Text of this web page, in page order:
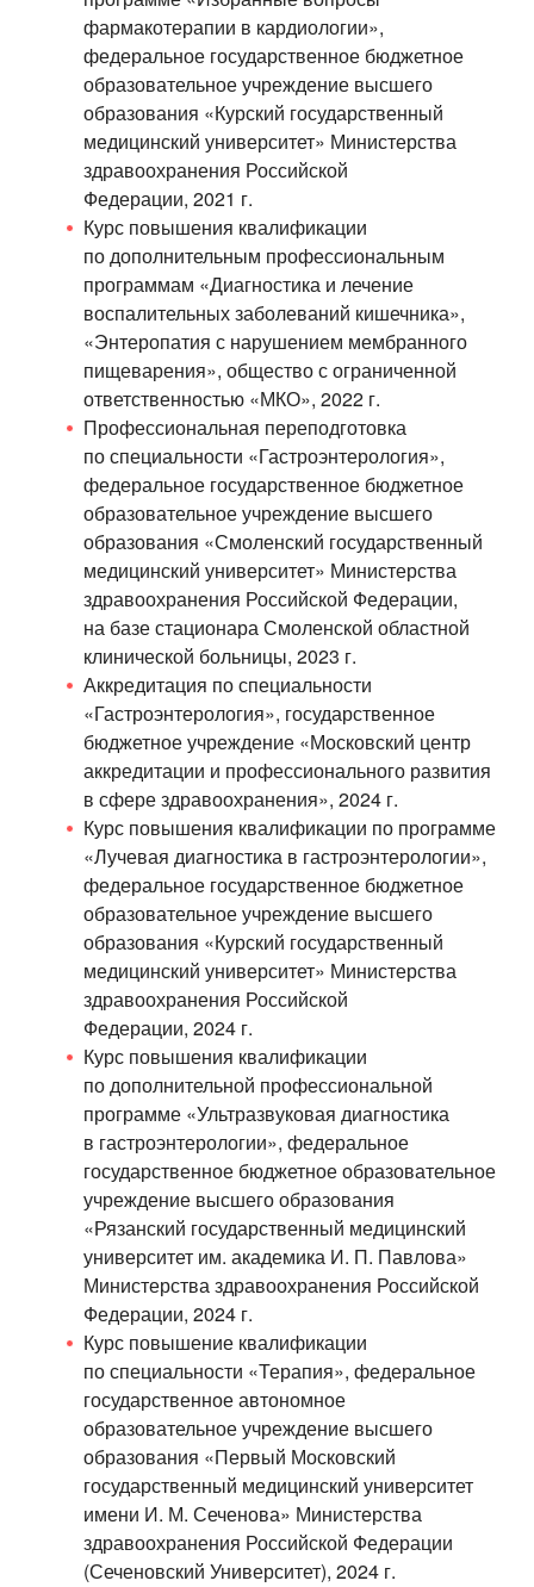
фармакотерапии в кардиологии»,
федеральное государственное бюджетное
образовательное учреждение высшего
образования «Курский государственный
медицинский университет» Министерства
здравоохранения Российской
Федерации, 2021 г.
Курс повышения квалификации
по дополнительным профессиональным
программам «Диагностика и лечение
воспалительных заболеваний кишечника»,
«Энтеропатия с нарушением мембранного
пищеварения», общество с ограниченной
ответственностью «МКО», 2022 г.
Профессиональная переподготовка
по специальности «Гастроэнтерология»,
федеральное государственное бюджетное
образовательное учреждение высшего
образования «Смоленский государственный
медицинский университет» Министерства
здравоохранения Российской Федерации,
на базе стационара Смоленской областной
клинической больницы, 2023 г.
Аккредитация по специальности
«Гастроэнтерология», государственное
бюджетное учреждение «Московский центр
аккредитации и профессионального развития
в сфере здравоохранения», 2024 г.
Курс повышения квалификации по программе
«Лучевая диагностика в гастроэнтерологии»,
федеральное государственное бюджетное
образовательное учреждение высшего
образования «Курский государственный
медицинский университет» Министерства
здравоохранения Российской
Федерации, 2024 г.
Курс повышения квалификации
по дополнительной профессиональной
программе «Ультразвуковая диагностика
в гастроэнтерологии», федеральное
государственное бюджетное образовательное
учреждение высшего образования
«Рязанский государственный медицинский
университет им. академика И. П. Павлова»
Министерства здравоохранения Российской
Федерации, 2024 г.
Курс повышение квалификации
по специальности «Терапия», федеральное
государственное автономное
образовательное учреждение высшего
образования «Первый Московский
государственный медицинский университет
имени И. М. Сеченова» Министерства
здравоохранения Российской Федерации
(Сеченовский Университет), 2024 г.